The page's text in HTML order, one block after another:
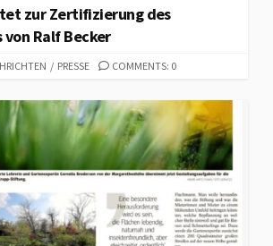
zur Zertifizierung des
Ralf Becker
/ PRESSE COMMENTS: 0